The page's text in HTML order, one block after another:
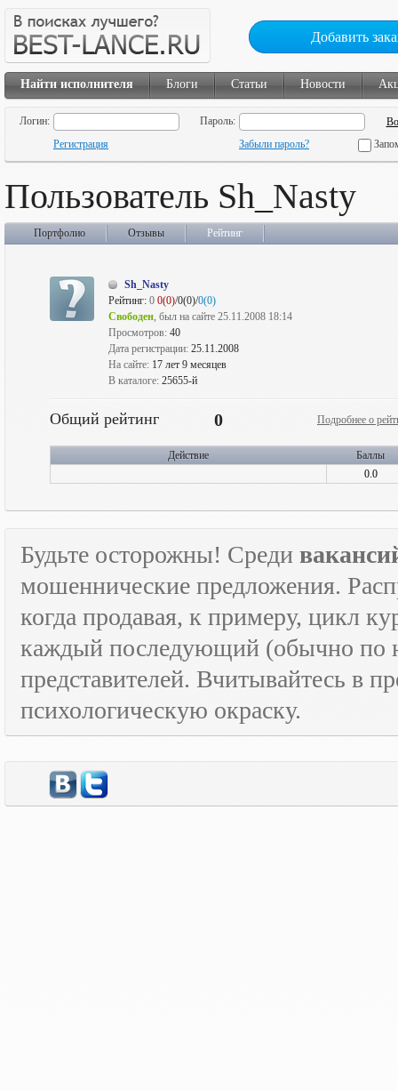
Добавить
Найти исполнителя Блоги Статьи Новости
Логин:
Пароль:
Регистрация
Забыли пароль?
Пользователь Sh_Nasty
Портфолио Отзывы Рейтинг
Sh_Nasty
Рейтинг: 0 0(0)/0(0)/0(0)
Свободен, был на сайте 25.11.2008 18:14
Просмотров: 40
Дата регистрации: 25.11.2008
На сайте: 17 лет 9 месяцев
В каталоге: 25655-й
Общий рейтинг 0 Подробнее о
Действие
Баллы
0.0
Будьте осторожны! Среди
мошеннические предложения.
когда продавая, к примеру, цикл
каждый последующий (обычно по
представителей. Вчитывайтесь в
психологическую окраску.